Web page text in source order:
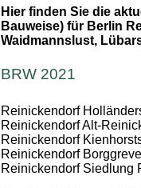
Hier finden Sie die
Bauweise) für Berlin
Waidmannslust,
BRW 2021
Reinickendorf
Reinickendorf Alt-
Reinickendorf
Reinickendorf
Reinickendorf Siedlung